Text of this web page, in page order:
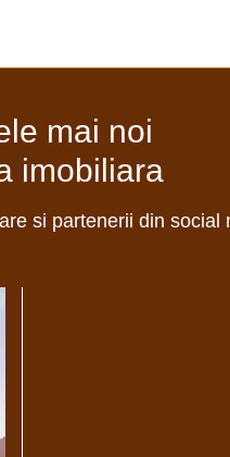
mai noi
imobiliara
si partenerii din social